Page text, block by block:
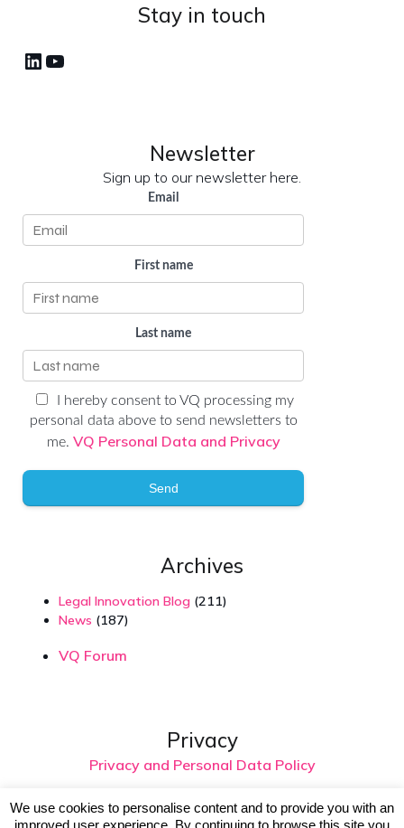
Stay in touch
LinkedIn
YouTube
Newsletter
Sign up to our newsletter here.
Email
First name
Last name
I hereby consent to VQ processing my
personal data above to send newsletters to
me. VQ Personal Data and Privacy
Send
Archives
Legal Innovation Blog (211)
News (187)
VQ Forum
Privacy
Privacy and Personal Data Policy
We use cookies to personalise content and to provide you with an
improved user experience. By continuing to browse this site you